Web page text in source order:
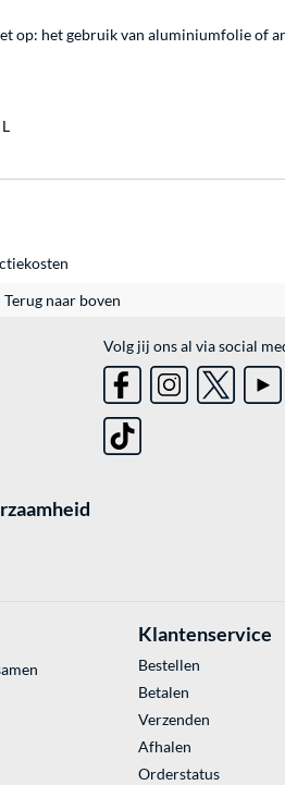
op: het gebruik van aluminiumfolie of
Terug naar boven
Volg jij ons al via social
Klantenservice
Bestellen
Betalen
Verzenden
Afhalen
Orderstatus